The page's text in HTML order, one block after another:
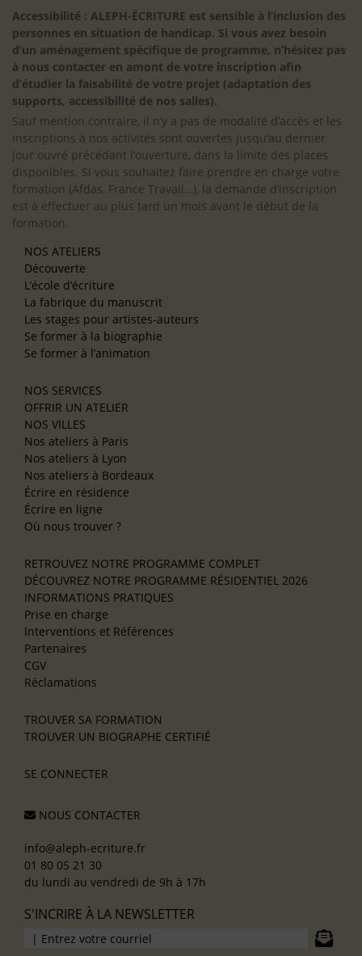
Accessibilité : ALEPH-ÉCRITURE est sensible à l’inclusion des
personnes en situation de handicap. Si vous avez besoin
d’un aménagement spécifique de programme, n’hésitez pas
à nous contacter en amont de votre inscription afin
d’étudier la faisabilité de votre projet (adaptation des
supports, accessibilité de nos salles).
Sauf mention contraire, il n’y a pas de modalité d’accès et les
inscriptions à nos activités sont ouvertes jusqu’au dernier
jour ouvré précédant l’ouverture, dans la limite des places
disponibles. Si vous souhaitez faire prendre en charge votre
formation (Afdas, France Travail…), la demande d’inscription
est à effectuer au plus tard un mois avant le début de la
formation.
NOS ATELIERS
Découverte
L’école d’écriture
La fabrique du manuscrit
Les stages pour artistes-auteurs
Se former à la biographie
Se former à l’animation
NOS SERVICES
OFFRIR UN ATELIER
NOS VILLES
Nos ateliers à Paris
Nos ateliers à Lyon
Nos ateliers à Bordeaux
Écrire en résidence
Écrire en ligne
Où nous trouver ?
RETROUVEZ NOTRE PROGRAMME COMPLET
DÉCOUVREZ NOTRE PROGRAMME RÉSIDENTIEL 2026
INFORMATIONS PRATIQUES
Prise en charge
Interventions et Références
Partenaires
CGV
Réclamations
TROUVER SA FORMATION
TROUVER UN BIOGRAPHE CERTIFIÉ
SE CONNECTER
NOUS CONTACTER
info@aleph-ecriture.fr
01 80 05 21 30
du lundi au vendredi de 9h à 17h
S'INCRIRE À LA NEWSLETTER